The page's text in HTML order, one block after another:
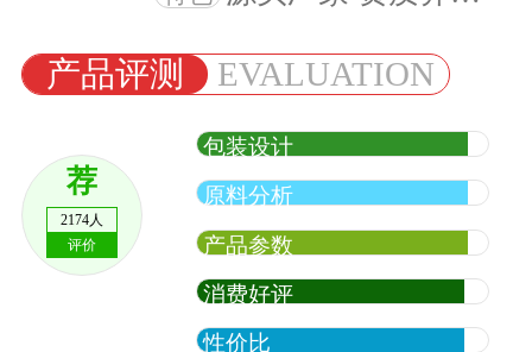
产品评测 EVALUATION
荐
2174人
评价
包装设计
原料分析
产品参数
消费好评
性价比